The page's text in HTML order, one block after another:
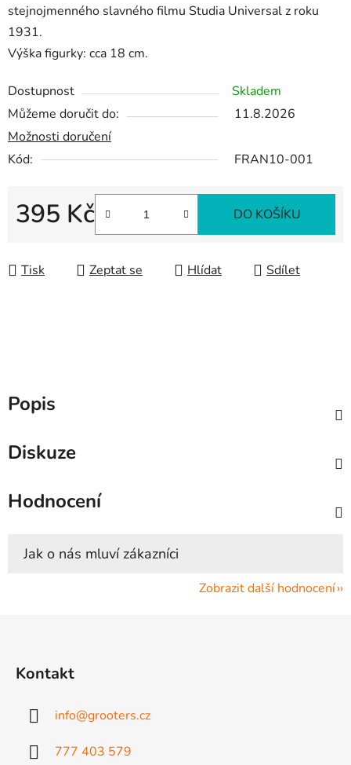
stejnojmenného slavného filmu Studia Universal z roku
1931.
Výška figurky: cca 18 cm.
Dostupnost
Skladem
Můžeme doručit do:
11.8.2026
Možnosti doručení
Kód:
FRAN10-001
395 Kč DO KOŠÍKU
Tisk Zeptat se Hlídat Sdílet
Popis
Diskuze
Hodnocení
Zobrazit další hodnocení
Kontakt
info@grooters.cz
777 403 579